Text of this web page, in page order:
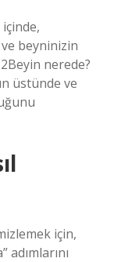
ve beyninizin
nerede?
üstünde ve
için,
adımlarını